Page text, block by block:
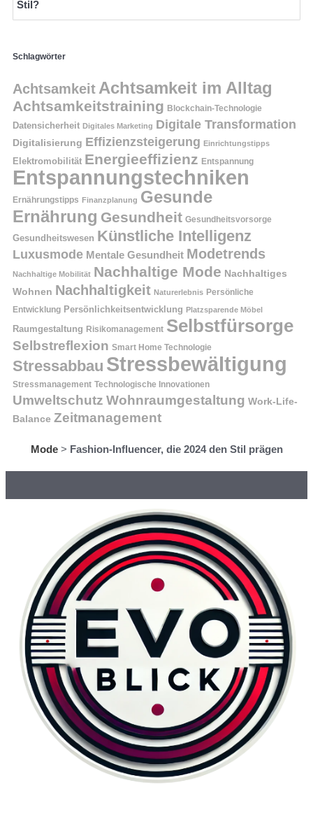
Stil?
Schlagwörter
Achtsamkeit Achtsamkeit im Alltag
Achtsamkeitstraining Blockchain-Technologie
Datensicherheit Digitales Marketing Digitale Transformation
Digitalisierung Effizienzsteigerung Einrichtungstipps
Elektromobilität Energieeffizienz Entspannung
Entspannungstechniken
Ernährungstipps Finanzplanung Gesunde
Ernährung Gesundheit Gesundheitsvorsorge
Gesundheitswesen Künstliche Intelligenz
Luxusmode Mentale Gesundheit Modetrends
Nachhaltige Mobilität Nachhaltige Mode Nachhaltiges
Wohnen Nachhaltigkeit Naturerlebnis Persönliche
Entwicklung Persönlichkeitsentwicklung Platzsparende Möbel
Raumgestaltung Risikomanagement Selbstfürsorge
Selbstreflexion Smart Home Technologie
Stressabbau Stressbewältigung
Stressmanagement Technologische Innovationen
Umweltschutz Wohnraumgestaltung Work-Life-
Balance Zeitmanagement
Mode> Fashion-Influencer, die 2024 den Stil prägen